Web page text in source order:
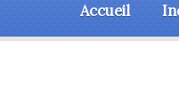
Accueil